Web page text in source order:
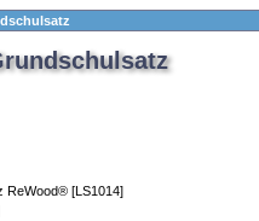
ReWood® [LS1014]